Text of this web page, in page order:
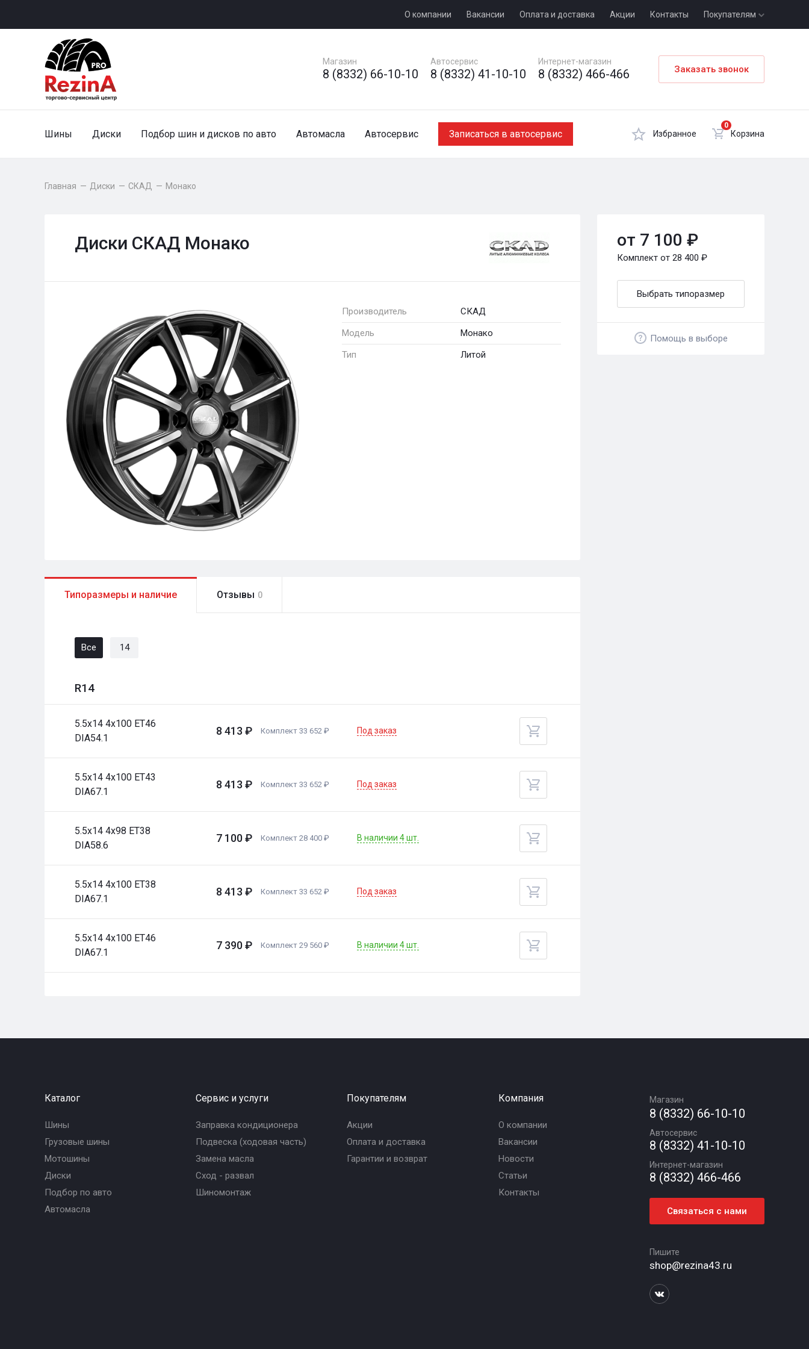
О компании Вакансии Оплата и доставка Акции Контакты Покупателям
Магазин
8 (8332) 66-10-10
Автосервис
8 (8332) 41-10-10
Интернет-магазин
8 (8332) 466-466 Заказать звонок
Шины Диски Подбор шин и дисков по авто Автомасла Автосервис Записаться в автосервис Избранное
0
Корзина
Главная — Диски — СКАД — Монако
Диски СКАД Монако
Производитель
СКАД
Модель
Монако
Тип
Литой
Типоразмеры и наличие Отзывы 0
Все 14
R14
5.5x14 4x100 ET46
DIA54.1
8 413 ₽ Комплект 33 652 ₽ Под заказ
5.5x14 4x100 ET43
DIA67.1
8 413 ₽ Комплект 33 652 ₽ Под заказ
5.5x14 4x98 ET38
DIA58.6
7 100 ₽ Комплект 28 400 ₽ В наличии 4 шт.
5.5x14 4x100 ET38
DIA67.1
8 413 ₽ Комплект 33 652 ₽ Под заказ
5.5x14 4x100 ET46
DIA67.1
7 390 ₽ Комплект 29 560 ₽ В наличии 4 шт.
от 7 100 ₽
Комплект от 28 400 ₽
Выбрать типоразмер
Помощь в выборе
Каталог
Шины
Грузовые шины
Мотошины
Диски
Подбор по авто
Автомасла
Сервис и услуги
Заправка кондиционера
Подвеска (ходовая часть)
Замена масла
Сход - развал
Шиномонтаж
Покупателям
Акции
Оплата и доставка
Гарантии и возврат
Компания
О компании
Вакансии
Новости
Статьи
Контакты
Магазин
8 (8332) 66-10-10
Автосервис
8 (8332) 41-10-10
Интернет-магазин
8 (8332) 466-466
Связаться с нами
Пишите
shop@rezina43.ru